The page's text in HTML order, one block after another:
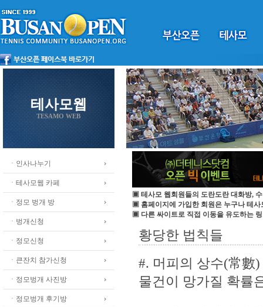
테사모웹
TESAMO WEB
ㆍ인사나누기
ㆍ테사모웹 카페
ㆍ정모 벙개 방
ㆍ벙개신청
ㆍ정모신청
ㆍ큰잔치 참가신청
ㆍ정모벙개 사진방
ㆍ정모벙개 후기방
▣ 테사모 웹회원들의 도란도란 대화방,
▣ 홈페이지에 가입한 회원은 누구나 테사
▣ 다른 싸이트로 직접 이동을 유도하는
황당한 법칙들
#. 머피의 상수(常數)
물건이 망가질 확률